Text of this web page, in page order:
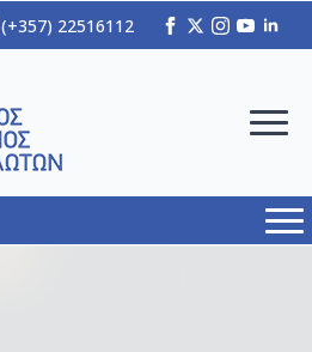
(+357) 22516112